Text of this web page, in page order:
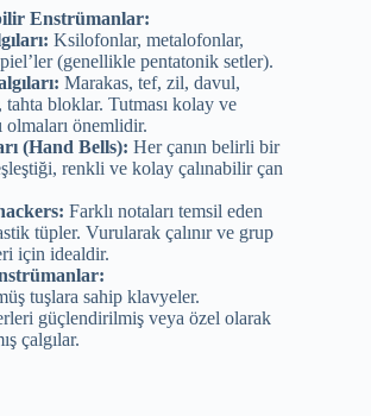
Enstrümanlar:
Ksilofonlar, metalofonlar,
(genellikle pentatonik setler).
Marakas, tef, zil, davul,
tahta bloklar. Tutması kolay ve
olmaları önemlidir.
(Hand Bells): Her çanın belirli bir
renkli ve kolay çalınabilir çan
Farklı notaları temsil eden
tüpler. Vurularak çalınır ve grup
için idealdir.
tuşlara sahip klavyeler.
güçlendirilmiş veya özel olarak
çalgılar.